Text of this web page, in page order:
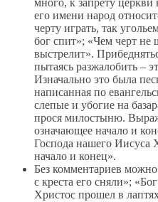
много, к запрету
его имени народ
черту играть, так
бог спит»; «Чем черт не
выстрелит».
пытаясь разжалобить –
Изначально это была
написанная по
слепые и убогие на
прося милостыню.
означающее начало и
Господа нашего Иисуса
начало и конец».
Без комментариев
с креста его сняли»;
Христос прошел в